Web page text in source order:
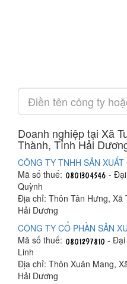
Doanh nghiệp tại Xã
Thành, Tỉnh Hải
CÔNG TY TNHH SẢN
Mã số thuế:
-
Quỳnh
Địa chỉ: Thôn Tân Hưng, Xã
Hải Dương
CÔNG TY CỔ PHẦN SẢN
Mã số thuế:
- Đại
Linh
Địa chỉ: Thôn Xuân Mang,
Hải Dương